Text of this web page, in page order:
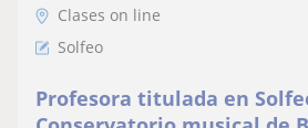
Clases on line
Solfeo
Profesora titulada en